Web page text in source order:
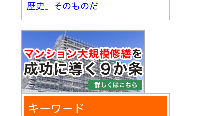
歴史』そのものだ
キーワード